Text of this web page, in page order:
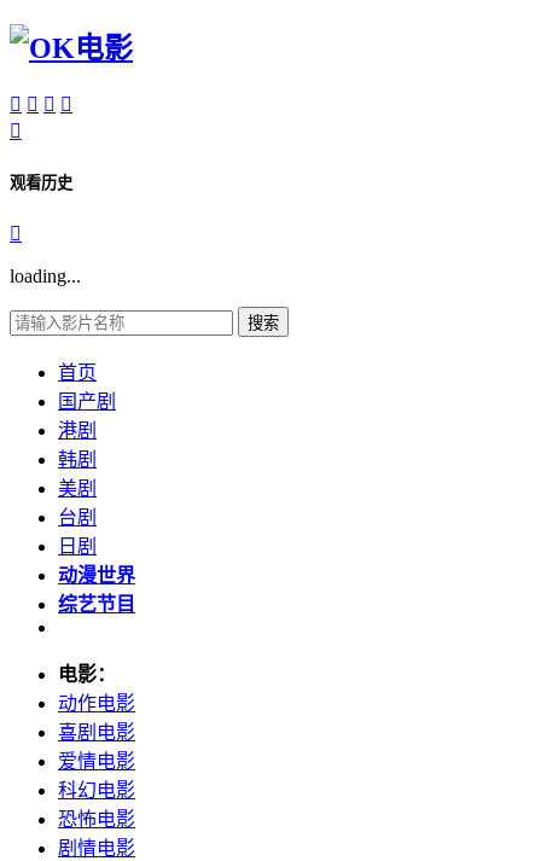
   

观看历史

loading...
搜索
首页
国产剧
港剧
韩剧
美剧
台剧
日剧
动漫世界
综艺节目
电影：
动作电影
喜剧电影
爱情电影
科幻电影
恐怖电影
剧情电影